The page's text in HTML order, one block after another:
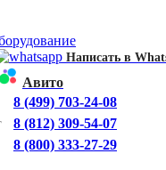
Написать в
Авито
8 (499) 703-24-08
8 (812) 309-54-07
8 (800) 333-27-29